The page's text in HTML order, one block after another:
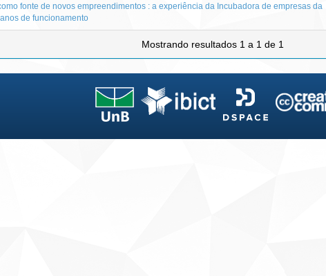
fonte de novos empreendimentos : a experiência da Incubadora de empresas da
de funcionamento
Mostrando resultados 1 a 1 de 1